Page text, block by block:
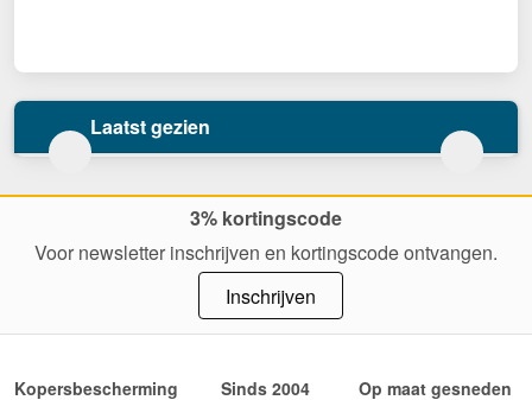
Laatst gezien
3% kortingscode
Voor newsletter inschrijven en kortingscode ontvangen.
Inschrijven
Kopersbescherming Sinds 2004 Op maat gesneden